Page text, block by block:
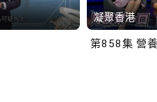
凝聚香港